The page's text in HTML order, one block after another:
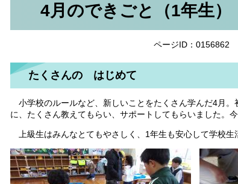
4月のできごと（1年生）
ページID：0156862
たくさんの はじめて
小学校のルールなど、新しいことをたくさん学んだ4月
に、たくさん教えてもらい、サポートしてもらいました。
上級生はみんなとてもやさしく、1年生も安心して学校生